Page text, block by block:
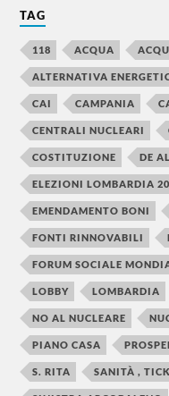
TAG
118 ACQUA
ALTERNATIVA
CAI CAMPANIA
CENTRALI NUCLEARI
COSTITUZIONE DE
ELEZIONI LOMBARDIA
EMENDAMENTO BONI
FONTI RINNOVABILI
FORUM SOCIALE
LOBBY LOMBARDIA
NO AL NUCLEARE
PIANO CASA
S. RITA SANITÀ ,